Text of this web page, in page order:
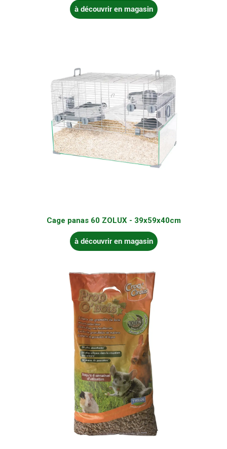
à découvrir en magasin
Cage panas 60 ZOLUX - 39x59x40cm
à découvrir en magasin